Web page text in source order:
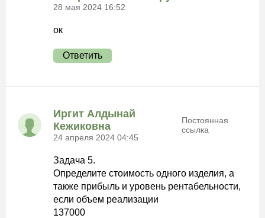
28 мая 2024 16:52
ок
Ответить
Иргит Алдынай
Кежиковна
24 апреля 2024 04:45
Постоянная
ссылка
Задача 5.
Определите стоимость одного изделия, а
также прибыль и уровень рентабельности,
если объем реализации
137000